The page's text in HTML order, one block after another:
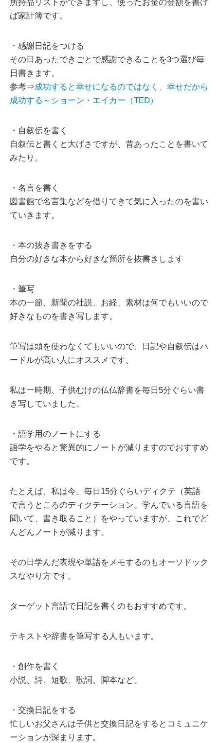
所持品リストができますし、使ったお金の金額を書け
ば家計簿です。
・感謝日記をつける
その日あったできごとで感謝できることを3つ選び毎
日書きます。
参考⇒成功すると幸せになるのではなく、幸せだから
成功する～ショーン・エイカー（TED）
・自叙伝を書く
自叙伝と書くと大げさですが、昔あったことを書いて
みたり。
・名言を書く
図書館で名言集などを借りてきて気に入ったのを書い
ていきます。
・本の抜き書きをする
自分の好きな本から好きな箇所を抜書きします
・筆写
本の一節、新聞の社説、お経、素材は何でもいいので
好きなものを書き写します。
筆写は頭を使わなくてもいいので、日記や自叙伝はハ
ードルが高い人にオススメです。
私は一時期、子供むけの仏仏辞書を毎日5分ぐらい書
き写していました。
・語学用のノートにする
語学をやると驚異的にノートが減りますのでおすすめ
です。
たとえば、私は今、毎日15分ぐらいディクテ（英語
で言うところのディクテーション。学んでいる言語を
聞いて、書き取ること）をやっていますが、これでど
んどんノートが減ります。
その日学んだ表現や単語をメモするのもオーソドック
スなやり方です。
ターゲット言語で日記を書くのもおすすめです。
テキストや辞書を筆写する人もいます。
・創作を書く
小説、詩、短歌、歌詞、脚本など。
・交換日記をする
忙しいお父さんは子供と交換日記をするとコミュニケ
ーションが深まります。